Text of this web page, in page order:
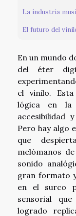
La industria
El futuro del
En un mundo
del éter
el vinilo.
lógica en la
accesibilidad
Pero hay algo
que
melómanos
sonido
gran formato
en el surco
sensorial
logrado